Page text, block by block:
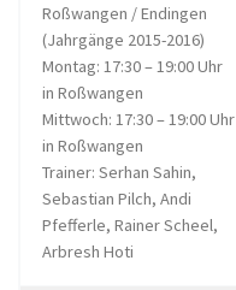
Roßwangen / Endingen
(Jahrgänge 2015-2016)
Montag: 17:30 – 19:00 Uhr
in Roßwangen
Mittwoch: 17:30 – 19:00 Uhr
in Roßwangen
Trainer: Serhan Sahin,
Sebastian Pilch, Andi
Pfefferle, Rainer Scheel,
Arbresh Hoti